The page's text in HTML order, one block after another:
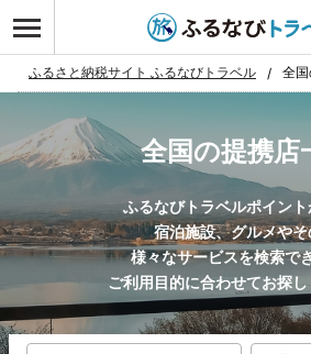
ふるさと納税サイト ふるなびトラベル 全
全国の提携店
ふるなびトラベルポイン
宿泊施設、グルメや
様々なサービスを検索で
ご利用目的に合わせてお探し